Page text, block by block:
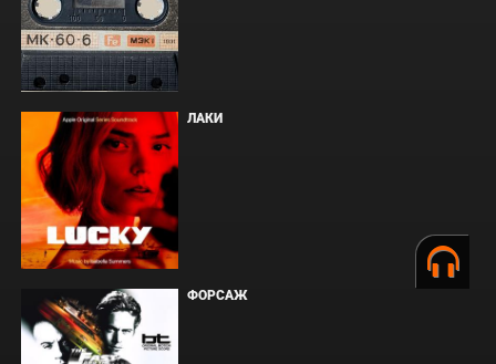
ЛАКИ
ФОРСАЖ